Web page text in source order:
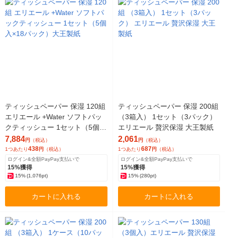
ティッシュペーパー 保湿 120組
エリエール +Water ソフトパッ
クティッシュー 1セット（5個入
×18パック）大王製紙
7,884円
（税込）
1つあたり438円
（税込）
ログイン&全額PayPay支払いで
15%獲得
15%(1,076pt)
カートに入れる
ティッシュペーパー 保湿 200組
（3箱入） 1セット（3パック）
エリエール 贅沢保湿 大王製紙
2,061円
（税込）
1つあたり687 円
（税込）
ログイン&全額PayPay支払いで
15%獲得
15% (280pt)
カートに入れる